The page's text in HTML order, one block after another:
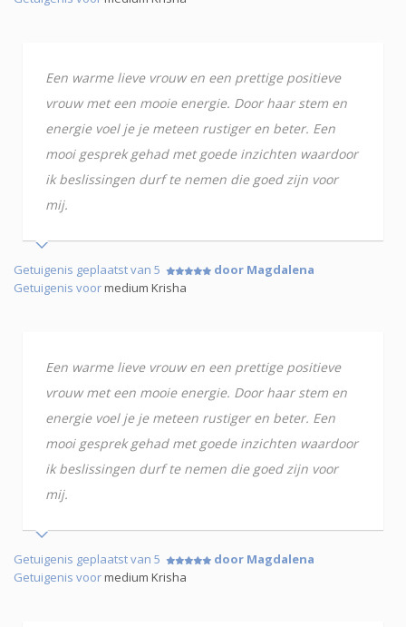
Een warme lieve vrouw en een prettige positieve
vrouw met een mooie energie. Door haar stem en
energie voel je je meteen rustiger en beter. Een
mooi gesprek gehad met goede inzichten waardoor
ik beslissingen durf te nemen die goed zijn voor
mij.
Getuigenis geplaatst van 5
door Magdalena
Getuigenis voormedium Krisha
Een warme lieve vrouw en een prettige positieve
vrouw met een mooie energie. Door haar stem en
energie voel je je meteen rustiger en beter. Een
mooi gesprek gehad met goede inzichten waardoor
ik beslissingen durf te nemen die goed zijn voor
mij.
Getuigenis geplaatst van 5
door Magdalena
Getuigenis voormedium Krisha